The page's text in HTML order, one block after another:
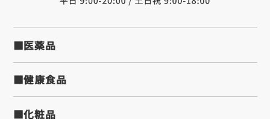
■医薬品
■健康食品
■化粧品